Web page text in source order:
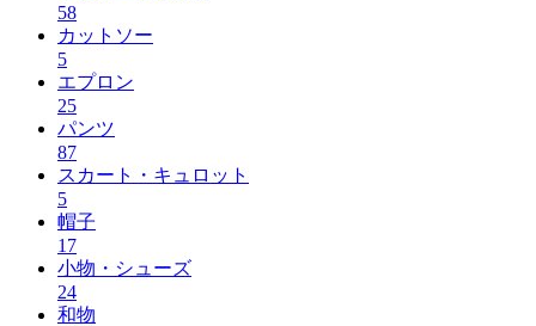
58
カットソー
5
エプロン
25
パンツ
87
スカート・キュロット
5
帽子
17
小物・シューズ
24
和物